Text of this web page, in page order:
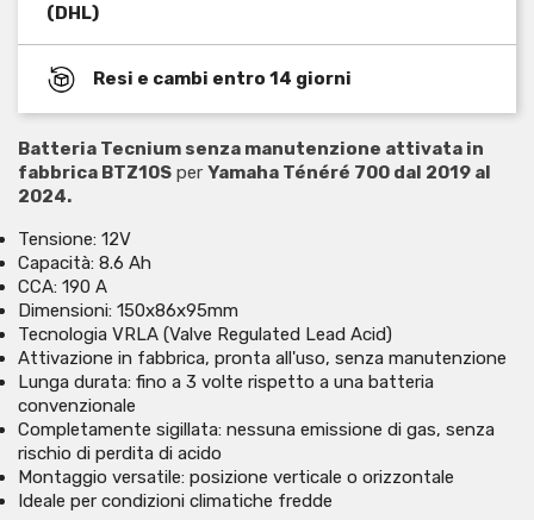
(DHL)
Resi e cambi entro 14 giorni
Batteria Tecnium senza manutenzione attivata in
fabbrica BTZ10S per Yamaha Ténéré 700 dal 2019 al
2024.
Tensione: 12V
Capacità: 8.6 Ah
CCA: 190 A
Dimensioni: 150x86x95mm
Tecnologia VRLA (Valve Regulated Lead Acid)
Attivazione in fabbrica, pronta all'uso, senza manutenzione
Lunga durata: fino a 3 volte rispetto a una batteria
convenzionale
Completamente sigillata: nessuna emissione di gas, senza
rischio di perdita di acido
Montaggio versatile: posizione verticale o orizzontale
Ideale per condizioni climatiche fredde